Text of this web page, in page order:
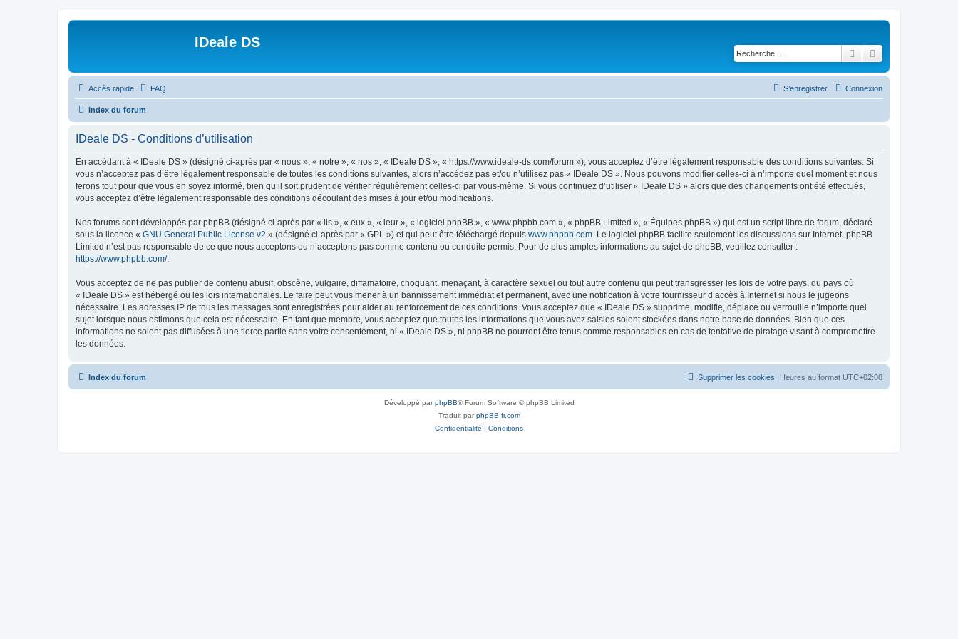
IDeale DS
Rechercher
Accès rapide FAQ Connexion
S’enregistrer
Index du forum
IDeale DS - Conditions d’utilisation
En accédant à « IDeale DS » (désigné ci-après par « nous », « notre », « nos », « IDeale DS », « https://www.ideale-ds.com/forum »), vous acceptez d’être légalement responsable des conditions suivantes. Si
vous n’acceptez pas d’être légalement responsable de toutes les conditions suivantes, alors n’accédez pas et/ou n’utilisez pas « IDeale DS ». Nous pouvons modifier celles-ci à n’importe quel moment et nous
ferons tout pour que vous en soyez informé, bien qu’il soit prudent de vérifier régulièrement celles-ci par vous-même. Si vous continuez d’utiliser « IDeale DS » alors que des changements ont été effectués,
vous acceptez d’être légalement responsable des conditions découlant des mises à jour et/ou modifications.
Nos forums sont développés par phpBB (désigné ci-après par « ils », « eux », « leur », « logiciel phpBB », « www.phpbb.com », « phpBB Limited », « Équipes phpBB ») qui est un script libre de forum, déclaré
sous la licence « GNU General Public License v2 » (désigné ci-après par « GPL ») et qui peut être téléchargé depuis www.phpbb.com. Le logiciel phpBB facilite seulement les discussions sur Internet. phpBB
Limited n’est pas responsable de ce que nous acceptons ou n’acceptons pas comme contenu ou conduite permis. Pour de plus amples informations au sujet de phpBB, veuillez consulter :
https://www.phpbb.com/.
Vous acceptez de ne pas publier de contenu abusif, obscène, vulgaire, diffamatoire, choquant, menaçant, à caractère sexuel ou tout autre contenu qui peut transgresser les lois de votre pays, du pays où
« IDeale DS » est hébergé ou les lois internationales. Le faire peut vous mener à un bannissement immédiat et permanent, avec une notification à votre fournisseur d’accès à Internet si nous le jugeons
nécessaire. Les adresses IP de tous les messages sont enregistrées pour aider au renforcement de ces conditions. Vous acceptez que « IDeale DS » supprime, modifie, déplace ou verrouille n’importe quel
sujet lorsque nous estimons que cela est nécessaire. En tant que membre, vous acceptez que toutes les informations que vous avez saisies soient stockées dans notre base de données. Bien que ces
informations ne soient pas diffusées à une tierce partie sans votre consentement, ni « IDeale DS », ni phpBB ne pourront être tenus comme responsables en cas de tentative de piratage visant à compromettre
les données.
Index du forum Heures au format UTC+02:00
Supprimer les cookies
Développé parphpBB® Forum Software © phpBB Limited
Traduit parphpBB-fr.com
Confidentialité | Conditions